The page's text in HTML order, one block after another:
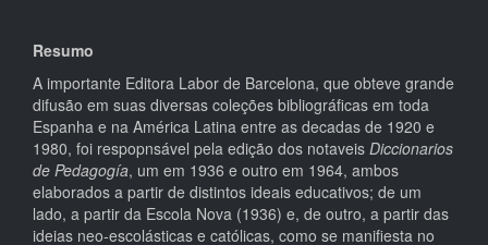
Resumo
A importante Editora Labor de Barcelona, que obteve grande
difusão em suas diversas coleções bibliográficas em toda
Espanha e na América Latina entre as decadas de 1920 e
1980, foi respopnsável pela edição dos notaveis Diccionarios
de Pedagogía, um em 1936 e outro em 1964, ambos
elaborados a partir de distintos ideais educativos; de um
lado, a partir da Escola Nova (1936) e, de outro, a partir das
ideias neo-escolásticas e católicas, como se manifiesta no